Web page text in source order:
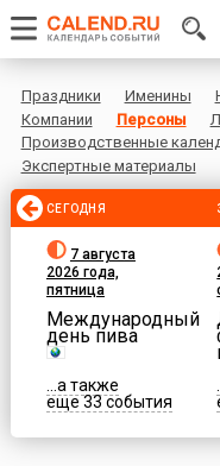
Праздники Именины
Компании
Персоны
Производственные
Экспертные материалы
СЕГОДНЯ
7 августа
2026 года,
пятница
Международный
день пива
...а также
еще 33 события